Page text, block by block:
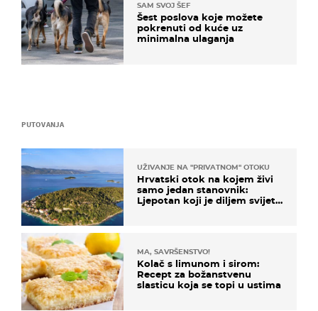
PUTOVANJA
UŽIVANJE NA "PRIVATNOM" OTOKU
Hrvatski otok na kojem živi
samo jedan stanovnik:
Ljepotan koji je diljem svijeta
MA, SAVRŠENSTVO!
Kolač s limunom i sirom:
Recept za božanstvenu
slasticu koja se topi u ustima
SAM SVOJ ŠEF
Šest poslova koje možete
pokrenuti od kuće uz
minimalna ulaganja